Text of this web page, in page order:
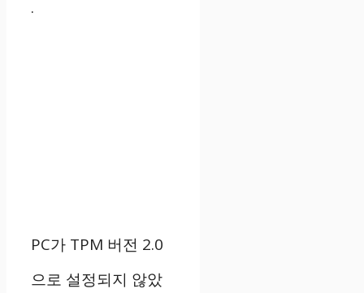
.
PC가 TPM 버전 2.0
으로 설정되지 않았